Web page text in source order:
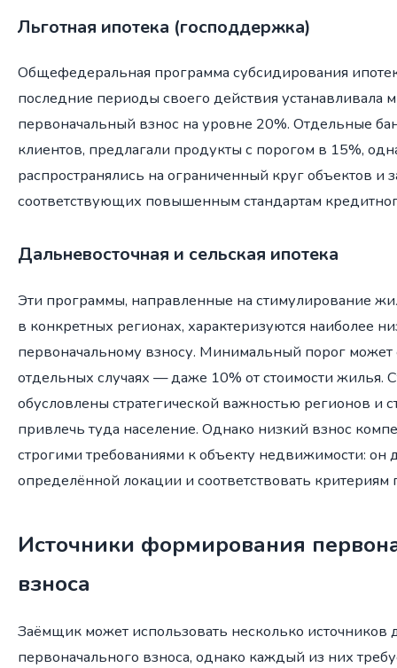
Льготная ипотека (господдержка)
Общефедеральная программа субсидирования
последние периоды своего действия устанавливала
первоначальный взнос на уровне 20%. Отдельные
клиентов, предлагали продукты с порогом в 15%,
распространялись на ограниченный круг объектов и
соответствующих повышенным стандартам
Дальневосточная и сельская ипотека
Эти программы, направленные на стимулирование
в конкретных регионах, характеризуются наиболее
первоначальному взносу. Минимальный порог может
отдельных случаях — даже 10% от стоимости жилья.
обусловлены стратегической важностью регионов и
привлечь туда население. Однако низкий взнос
строгими требованиями к объекту недвижимости: он
определённой локации и соответствовать
Источники формирования
взноса
Заёмщик может использовать несколько
первоначального взноса, однако каждый из них